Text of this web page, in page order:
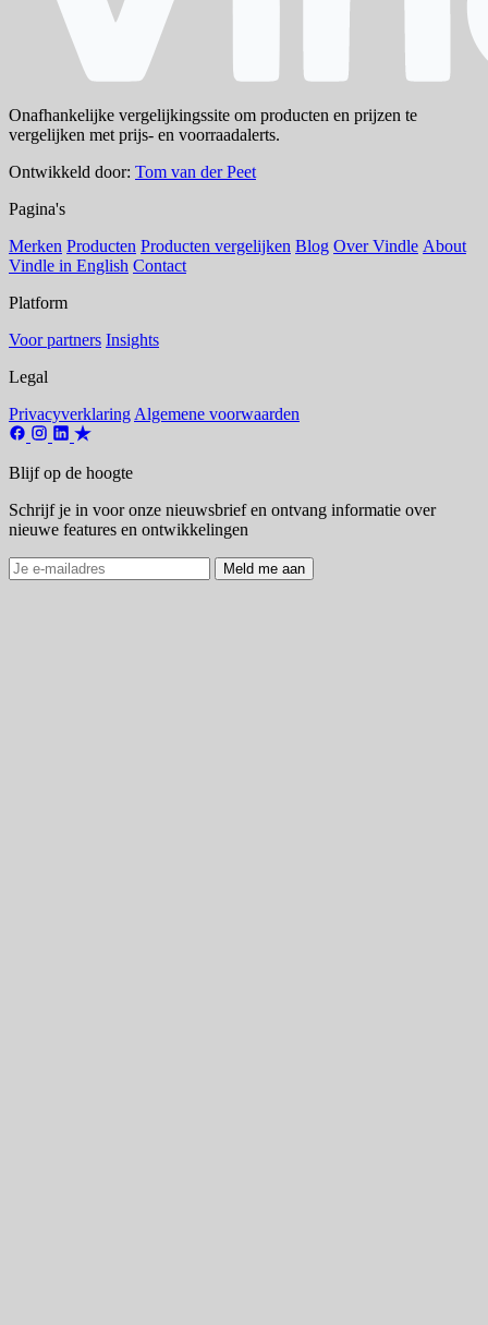
Onafhankelijke vergelijkingssite om producten en prijzen te
vergelijken met prijs- en voorraadalerts.
Ontwikkeld door: Tom van der Peet
Pagina's
Merken Producten Producten vergelijken Blog Over Vindle About
Vindle in English Contact
Platform
Voor partners Insights
Legal
Privacyverklaring Algemene voorwaarden
Blijf op de hoogte
Schrijf je in voor onze nieuwsbrief en ontvang informatie over
nieuwe features en ontwikkelingen
Meld me aan